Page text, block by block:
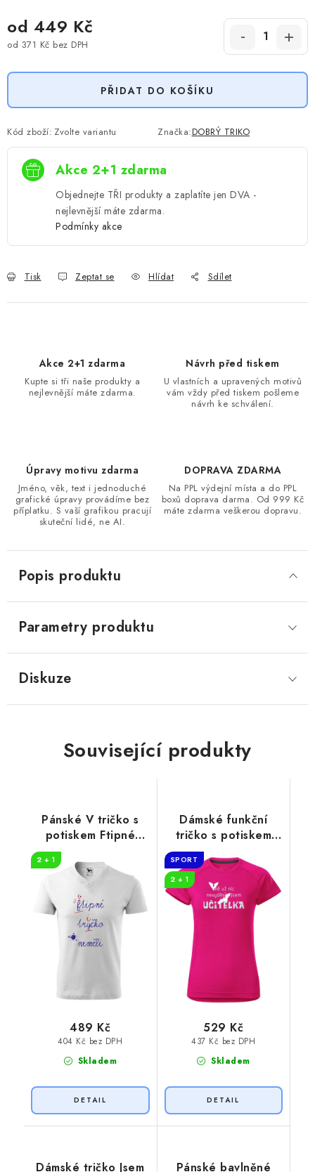
od 449 Kč
od 371 Kč bez DPH
PŘIDAT DO KOŠÍKU
Kód zboží: Zvolte variantu Značka:DOBRÝ TRIKO
Akce 2+1 zdarma
Objednejte TŘI produkty a zaplatíte jen DVA -
nejlevnější máte zdarma.
Podmínky akce
Tisk Zeptat se Hlídat Sdílet
Akce 2+1 zdarma
Kupte si tři naše produkty a
nejlevnější máte zdarma.
Návrh před tiskem
U vlastních a upravených motivů
vám vždy před tiskem pošleme
návrh ke schválení.
Úpravy motivu zdarma
Jméno, věk, text i jednoduché
grafické úpravy provádíme bez
příplatku. S vaší grafikou pracují
skuteční lidé, ne AI.
DOPRAVA ZDARMA
Na PPL výdejní místa a do PPL
boxů doprava darma. Od 999 Kč
máte zdarma veškerou dopravu.
Popis produktu
Parametry produktu
Diskuze
Související produkty
Pánské V tričko s
potiskem Ftipné
2 + 1
Skladem
404 Kč bez DPH
489 Kč
Dámské funkční
tričko s potiskem
Jsem učitelka
SPORT
2 + 1
Skladem
437 Kč bez DPH
529 Kč
Dámské tričko Jsem Pánské bavlněné